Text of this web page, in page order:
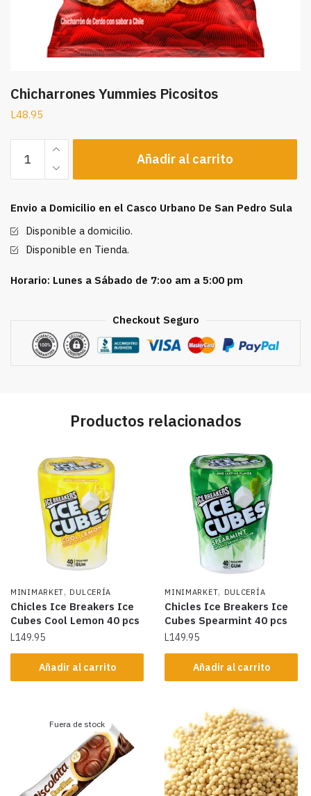
Chicharrones Yummies Picositos
L48.95
Chicharrones
Yummies
Picositos
Añadir al carrito
Envio a Domicilio en el Casco Urbano De San Pedro Sula
Disponible a domicilio.
Disponible en Tienda.
Horario: Lunes a Sábado de 7:oo am a 5:00 pm
Checkout Seguro
Productos relacionados
MINIMARKET, DULCERÍA
Chicles Ice Breakers Ice
Cubes Cool Lemon 40 pcs
L149.95
Añadir al carrito
MINIMARKET, DULCERÍA
Chicles Ice Breakers Ice
Cubes Spearmint 40 pcs
L149.95
Añadir al carrito
Fuera de stock